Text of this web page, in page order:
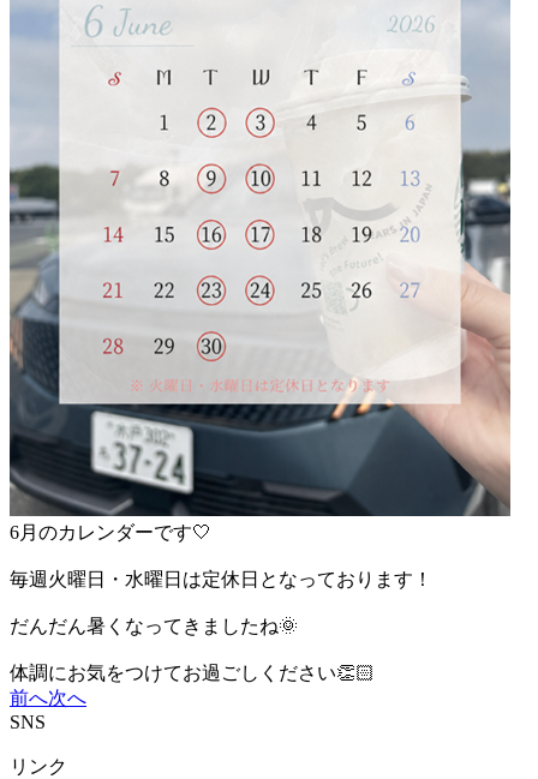
6月のカレンダーです🤍
毎週火曜日・水曜日は定休日となっております！
だんだん暑くなってきましたね🌞
体調にお気をつけてお過ごしください👏🏻
前へ次へ
SNS
リンク